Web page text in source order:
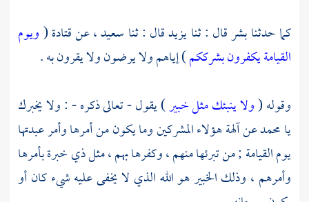
كما حدثنابشرقال : ثنايزيدقال : ثنا سعيد ،عنقتادة(ويوم
القيامة يكفرون بشرككم) إياهم ولا يرضون ولا يقرون به .
وقوله (ولا ينبئك مثل خبير) يقول - تعالى ذكره - : ولا يخبرك
يامحمدعن آلهة هؤلاء المشركين وما يكون من أمرها وأمر عبدتها
يوم القيامة ; من تبرئها منهم ، وكفرها بهم ، مثل ذي خبرة بأمرها
وأمرهم ، وذلك الخبير هو الله الذي لا يخفى عليه شيء كان أو